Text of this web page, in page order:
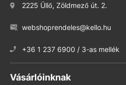
2225 Üllő, Zöldmező út. 2.
webshoprendeles@kello.hu
+36 1 237 6900 / 3-as mellék
Vásárlóinknak